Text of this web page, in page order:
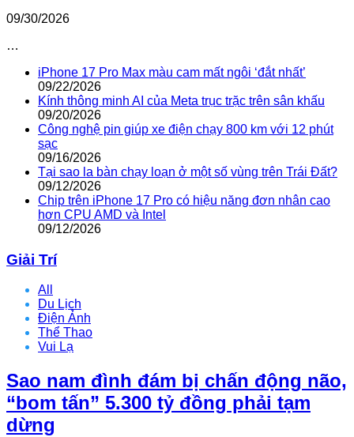
09/30/2026
…
iPhone 17 Pro Max màu cam mất ngôi ‘đắt nhất’
09/22/2026
Kính thông minh AI của Meta trục trặc trên sân khấu
09/20/2026
Công nghệ pin giúp xe điện chạy 800 km với 12 phút
sạc
09/16/2026
Tại sao la bàn chạy loạn ở một số vùng trên Trái Đất?
09/12/2026
Chip trên iPhone 17 Pro có hiệu năng đơn nhân cao
hơn CPU AMD và Intel
09/12/2026
Giải Trí
All
Du Lịch
Điện Ảnh
Thể Thao
Vui Lạ
Sao nam đình đám bị chấn động não,
“bom tấn” 5.300 tỷ đồng phải tạm
dừng